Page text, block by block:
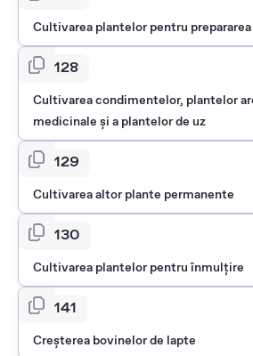
Cultivarea plantelor pentru
0128
Cultivarea condimentelor, plantelor
medicinale şi a plantelor de uz
0129
Cultivarea altor plante permanente
0130
Cultivarea plantelor pentru înmulţire
0141
Creşterea bovinelor de lapte